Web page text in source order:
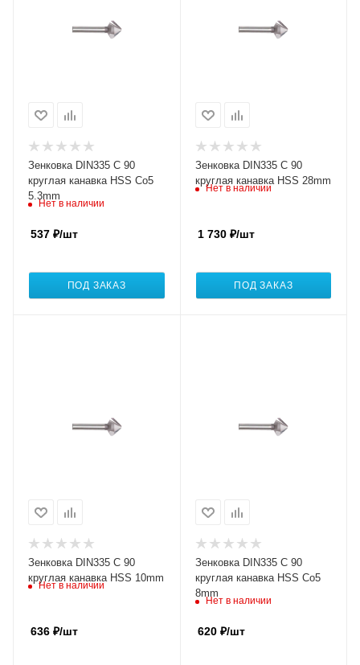
Зенковка DIN335 C 90
круглая канавка HSS Co5
5.3mm
Нет в наличии
537 ₽/шт
ПОД ЗАКАЗ
Зенковка DIN335 C 90
круглая канавка HSS 28mm
Нет в наличии
1 730₽/шт
ПОД ЗАКАЗ
Зенковка DIN335 C 90
круглая канавка HSS 10mm
Нет в наличии
636 ₽/шт
Зенковка DIN335 C 90
круглая канавка HSS Co5
8mm
Нет в наличии
620₽/шт